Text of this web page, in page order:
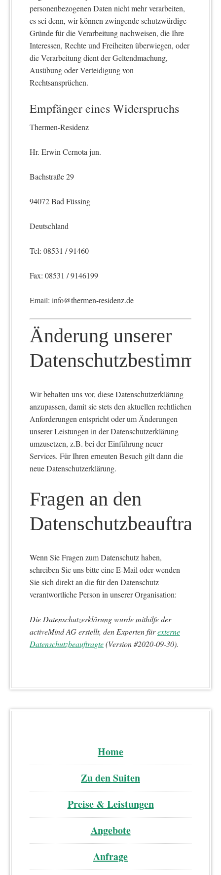
personenbezogenen Daten nicht mehr verarbeiten,
es sei denn, wir können zwingende schutzwürdige
Gründe für die Verarbeitung nachweisen, die Ihre
Interessen, Rechte und Freiheiten überwiegen, oder
die Verarbeitung dient der Geltendmachung,
Ausübung oder Verteidigung von
Rechtsansprüchen.
Empfänger eines Widerspruchs
Thermen-Residenz
Hr. Erwin Cernota jun.
Bachstraße 29
94072 Bad Füssing
Deutschland
Tel: 08531 / 91460
Fax: 08531 / 9146199
Email: info@thermen-residenz.de
Änderung unserer
Wir behalten uns vor, diese Datenschutzerklärung
anzupassen, damit sie stets den aktuellen rechtlichen
Anforderungen entspricht oder um Änderungen
unserer Leistungen in der Datenschutzerklärung
umzusetzen, z.B. bei der Einführung neuer
Services. Für Ihren erneuten Besuch gilt dann die
neue Datenschutzerklärung.
Fragen an den
Wenn Sie Fragen zum Datenschutz haben,
schreiben Sie uns bitte eine E-Mail oder wenden
Sie sich direkt an die für den Datenschutz
verantwortliche Person in unserer Organisation:
Die Datenschutzerklärung wurde mithilfe der
activeMind AG erstellt, den Experten fürexterne
Datenschutzbeauftragte(Version #2020-09-30).
Home
Zu den Suiten
Preise & Leistungen
Angebote
Anfrage